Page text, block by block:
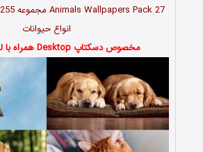
انواع حیوانات
مخصوص دسکتاپ Desktop همراه با لینک مستقیم